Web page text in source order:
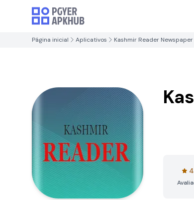
Página inicial Aplicativos Kashmir Reader Newspaper